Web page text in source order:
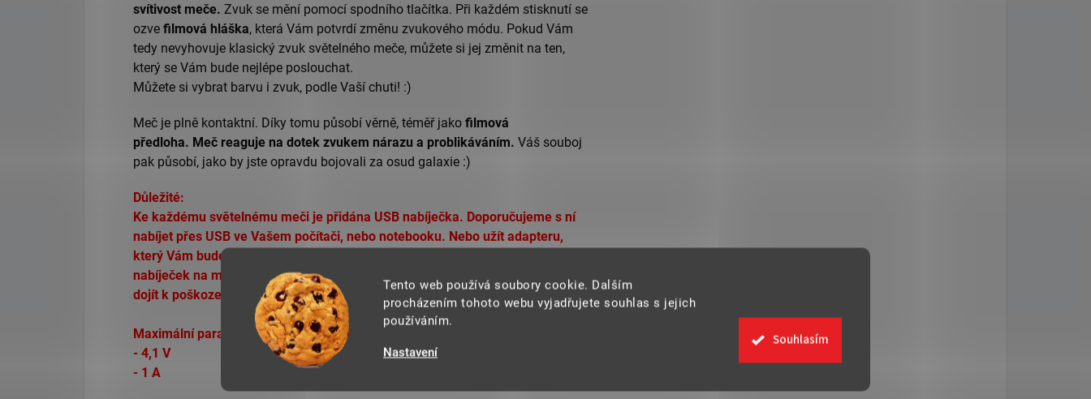
Tento web používá soubory cookie. Dalším
procházením tohoto webu vyjadřujete souhlas s jejich
používáním.
Nastavení
Souhlasím
svítivost meče. Zvuk se mění pomocí spodního tlačítka. Při každém stisknutí se
ozve filmová hláška, která Vám potvrdí změnu zvukového módu. Pokud Vám
tedy nevyhovuje klasický zvuk světelného meče, můžete si jej změnit na ten,
který se Vám bude nejlépe poslouchat.
Můžete si vybrat barvu i zvuk, podle Vaší chuti! :)
Meč je plně kontaktní. Díky tomu působí věrně, téměř jako filmová
předloha. Meč reaguje na dotek zvukem nárazu a problikáváním. Váš souboj
pak působí, jako by jste opravdu bojovali za osud galaxie :)
Důležité:
Ke každému světelnému meči je přidána USB nabíječka. Doporučujeme s ní
nabíjet přes USB ve Vašem počítači, nebo notebooku. Nebo užít adapteru,
který Vám bude dodán s mečem. Nedoporučujeme využívat adaptery od
nabíječek na mobilní telefon. Mohlo by dojít k poškození baterie. Mo
dojít k poškození baterie.
Maximální parametry pro napětí:
- 4,1 V
- 1 A